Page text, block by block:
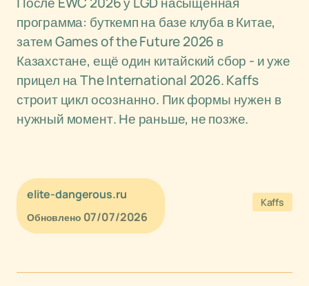
программа: буткемп на базе клуба в Китае,
затем Games of the Future 2026 в
Казахстане, ещё один китайский сбор - и уже
прицел на The International 2026. Kaffs
строит цикл осознанно. Пик формы нужен в
нужный момент. Не раньше, не позже.
elite-dangerous.ru
Обновлено 07/07/2026
Kaffs